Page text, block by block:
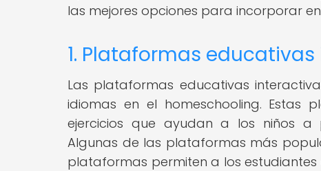
las mejores opciones para incorporar
1. Plataformas
Las plataformas educativas
idiomas en el homeschooling. Estas
ejercicios que ayudan a los niños a
Algunas de las plataformas más
plataformas permiten a los